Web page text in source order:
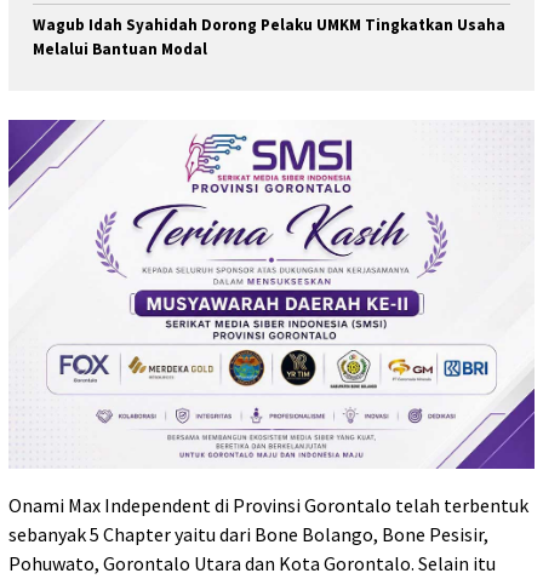
Wagub Idah Syahidah Dorong Pelaku UMKM Tingkatkan Usaha
Melalui Bantuan Modal
Onami Max Independent di Provinsi Gorontalo telah terbentuk
sebanyak 5 Chapter yaitu dari Bone Bolango, Bone Pesisir,
Pohuwato, Gorontalo Utara dan Kota Gorontalo. Selain itu